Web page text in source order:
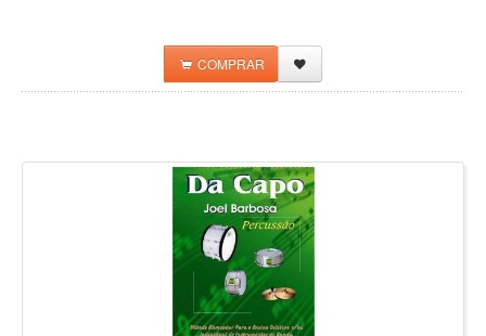
COMPRAR